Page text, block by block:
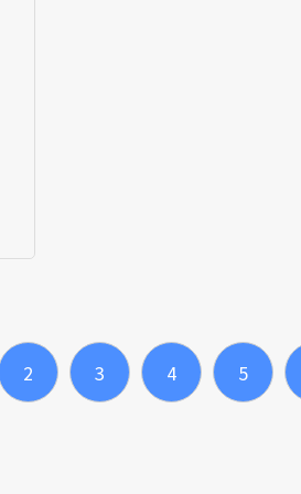
2 3 4 5